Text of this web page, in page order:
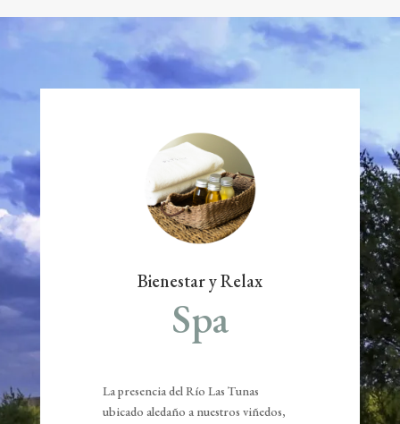
Bienestar y Relax
Spa
La presencia del Río Las Tunas
ubicado aledaño a nuestros viñedos,